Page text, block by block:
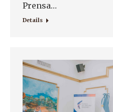
Prensa…
Details